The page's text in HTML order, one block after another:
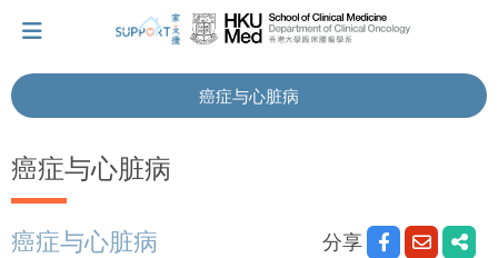
让我们与你并肩而行。
癌症与心脏病
癌症与心脏病
分享
癌症与心脏病